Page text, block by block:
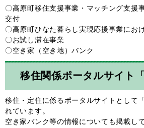
〇高原町移住支援事業・マッチング支援
交付
〇高原町ひなた暮らし実現応援事業にお
〇お試し滞在事業
〇空き家（空き地）バンク
移住関係ポータルサイト
移住・定住に係るポータルサイトとして
れています。
空き家バンク等の情報についても掲載し